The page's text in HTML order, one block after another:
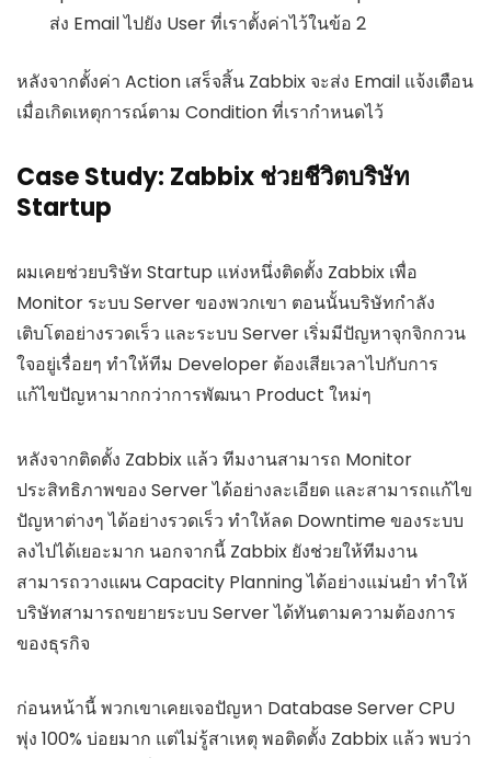
ส่ง Email ไปยัง User ที่เราตั้งค่าไว้ในข้อ 2
หลังจากตั้งค่า Action เสร็จสิ้น Zabbix จะส่ง Email แจ้งเตือน
เมื่อเกิดเหตุการณ์ตาม Condition ที่เรากำหนดไว้
Case Study: Zabbix ช่วยชีวิตบริษัท
Startup
ผมเคยช่วยบริษัท Startup แห่งหนึ่งติดตั้ง Zabbix เพื่อ
Monitor ระบบ Server ของพวกเขา ตอนนั้นบริษัทกำลัง
เติบโตอย่างรวดเร็ว และระบบ Server เริ่มมีปัญหาจุกจิกกวน
ใจอยู่เรื่อยๆ ทำให้ทีม Developer ต้องเสียเวลาไปกับการ
แก้ไขปัญหามากกว่าการพัฒนา Product ใหม่ๆ
หลังจากติดตั้ง Zabbix แล้ว ทีมงานสามารถ Monitor
ประสิทธิภาพของ Server ได้อย่างละเอียด และสามารถแก้ไข
ปัญหาต่างๆ ได้อย่างรวดเร็ว ทำให้ลด Downtime ของระบบ
ลงไปได้เยอะมาก นอกจากนี้ Zabbix ยังช่วยให้ทีมงาน
สามารถวางแผน Capacity Planning ได้อย่างแม่นยำ ทำให้
บริษัทสามารถขยายระบบ Server ได้ทันตามความต้องการ
ของธุรกิจ
ก่อนหน้านี้ พวกเขาเคยเจอปัญหา Database Server CPU
พุ่ง 100% บ่อยมาก แต่ไม่รู้สาเหตุ พอติดตั้ง Zabbix แล้ว พบว่า